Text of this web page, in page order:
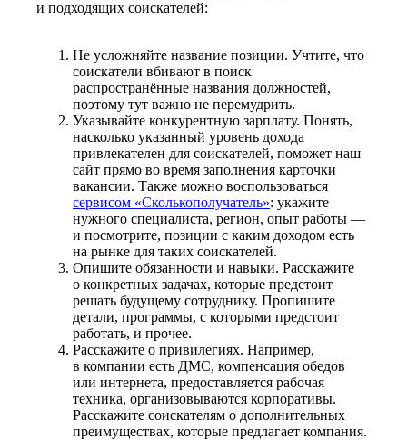
и подходящих соискателей:
Не усложняйте название позиции. Учтите, что
соискатели вбивают в поиск
распространённые названия должностей,
поэтому тут важно не перемудрить.
Указывайте конкурентную зарплату. Понять,
насколько указанный уровень дохода
привлекателен для соискателей, поможет наш
сайт прямо во время заполнения карточки
вакансии. Также можно воспользоваться
сервисом «Сколькополучатель»: укажите
нужного специалиста, регион, опыт работы —
и посмотрите, позиции с каким доходом есть
на рынке для таких соискателей.
Опишите обязанности и навыки. Расскажите
о конкретных задачах, которые предстоит
решать будущему сотруднику. Пропишите
детали, программы, с которыми предстоит
работать, и прочее.
Расскажите о привилегиях. Например,
в компании есть ДМС, компенсация обедов
или интернета, предоставляется рабочая
техника, организовываются корпоративы.
Расскажите соискателям о дополнительных
преимуществах, которые предлагает компания.